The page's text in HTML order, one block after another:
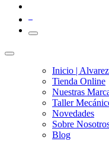
Inicio |
Tienda Online
Nuestras
Taller
Novedades
Sobre
Blog